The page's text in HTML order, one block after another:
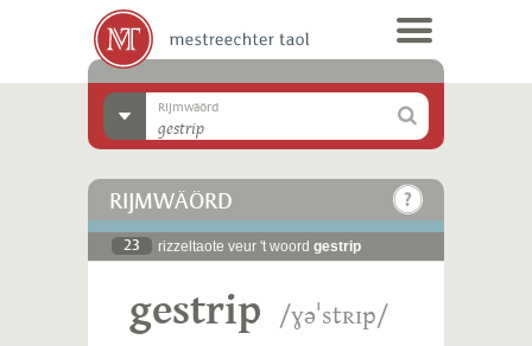
Rijmwäörd
RIJMWÄÖRD
23 rizzeltaote veur 't woord gestrip
gestrip /ɣəˈstʀɪp/